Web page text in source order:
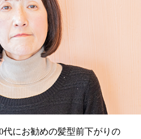
代にお勧めの髪型前下がりの